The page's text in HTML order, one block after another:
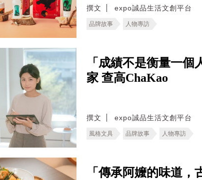
撰文 expo誠品生活文創平台
品牌故事 人物專訪
「成績不是衡量一
家 查高ChaKao
撰文 expo誠品生活文創平台
風格文具 品牌故事 人物專訪
「傳承阿嬤的味道